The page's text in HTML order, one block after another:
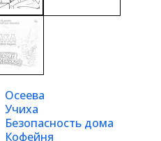
Осеева
Учиха
Безопасность дома
Кофейня